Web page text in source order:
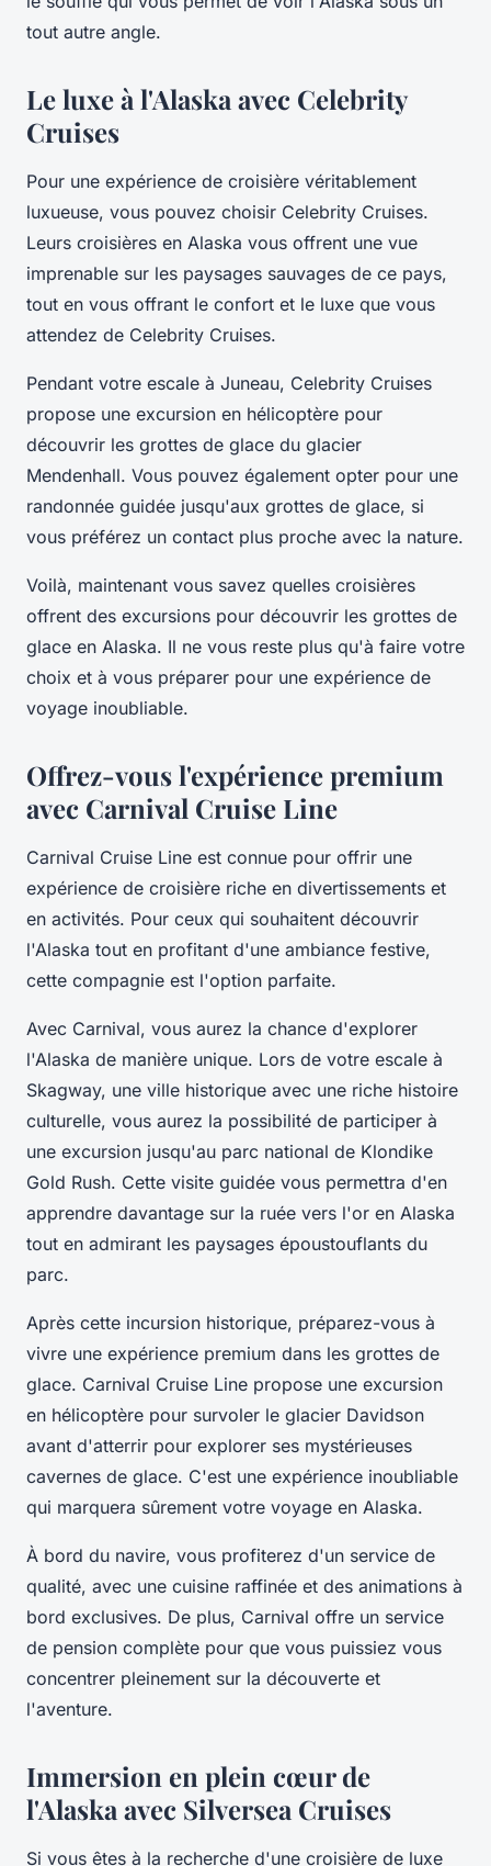
tout autre angle.
Le luxe à l'Alaska avec Celebrity
Cruises
Pour une expérience de croisière véritablement
luxueuse, vous pouvez choisir Celebrity Cruises.
Leurs croisières en Alaska vous offrent une vue
imprenable sur les paysages sauvages de ce pays,
tout en vous offrant le confort et le luxe que vous
attendez de Celebrity Cruises.
Pendant votre escale à Juneau, Celebrity Cruises
propose une excursion en hélicoptère pour
découvrir les grottes de glace du glacier
Mendenhall. Vous pouvez également opter pour une
randonnée guidée jusqu'aux grottes de glace, si
vous préférez un contact plus proche avec la nature.
Voilà, maintenant vous savez quelles croisières
offrent des excursions pour découvrir les grottes de
glace en Alaska. Il ne vous reste plus qu'à faire votre
choix et à vous préparer pour une expérience de
voyage inoubliable.
Offrez-vous l'expérience premium
avec Carnival Cruise Line
Carnival Cruise Line est connue pour offrir une
expérience de croisière riche en divertissements et
en activités. Pour ceux qui souhaitent découvrir
l'Alaska tout en profitant d'une ambiance festive,
cette compagnie est l'option parfaite.
Avec Carnival, vous aurez la chance d'explorer
l'Alaska de manière unique. Lors de votre escale à
Skagway, une ville historique avec une riche histoire
culturelle, vous aurez la possibilité de participer à
une excursion jusqu'au parc national de Klondike
Gold Rush. Cette visite guidée vous permettra d'en
apprendre davantage sur la ruée vers l'or en Alaska
tout en admirant les paysages époustouflants du
parc.
Après cette incursion historique, préparez-vous à
vivre une expérience premium dans les grottes de
glace. Carnival Cruise Line propose une excursion
en hélicoptère pour survoler le glacier Davidson
avant d'atterrir pour explorer ses mystérieuses
cavernes de glace. C'est une expérience inoubliable
qui marquera sûrement votre voyage en Alaska.
À bord du navire, vous profiterez d'un service de
qualité, avec une cuisine raffinée et des animations à
bord exclusives. De plus, Carnival offre un service
de pension complète pour que vous puissiez vous
concentrer pleinement sur la découverte et
l'aventure.
Immersion en plein cœur de
l'Alaska avec Silversea Cruises
Si vous êtes à la recherche d'une croisière de luxe